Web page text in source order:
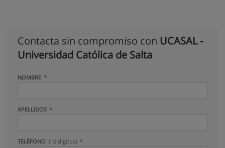
Contacta sin compromiso con UCASAL -
Universidad Católica de Salta
NOMBRE
APELLIDOS
TELÉFONO (10 dígitos)